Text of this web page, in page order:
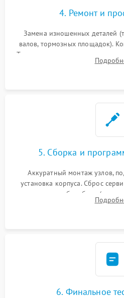
4. Ремонт и
Замена изношенных деталей
валов, тормозных площадок).
Тщательная очистка тракта
лазера (LSU) от
5. Сборка и
Аккуратный монтаж узлов,
установка корпуса. Сброс
счетчиков абсорбера
обновление прошивки и
6. Финальное